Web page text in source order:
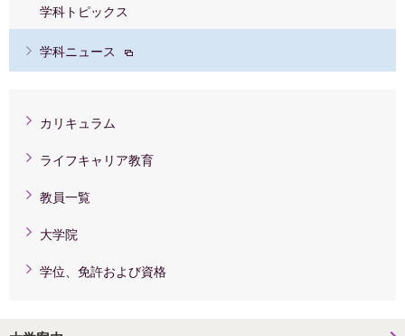
学科トピックス
学科ニュース
カリキュラム
ライフキャリア教育
教員一覧
大学院
学位、免許および資格